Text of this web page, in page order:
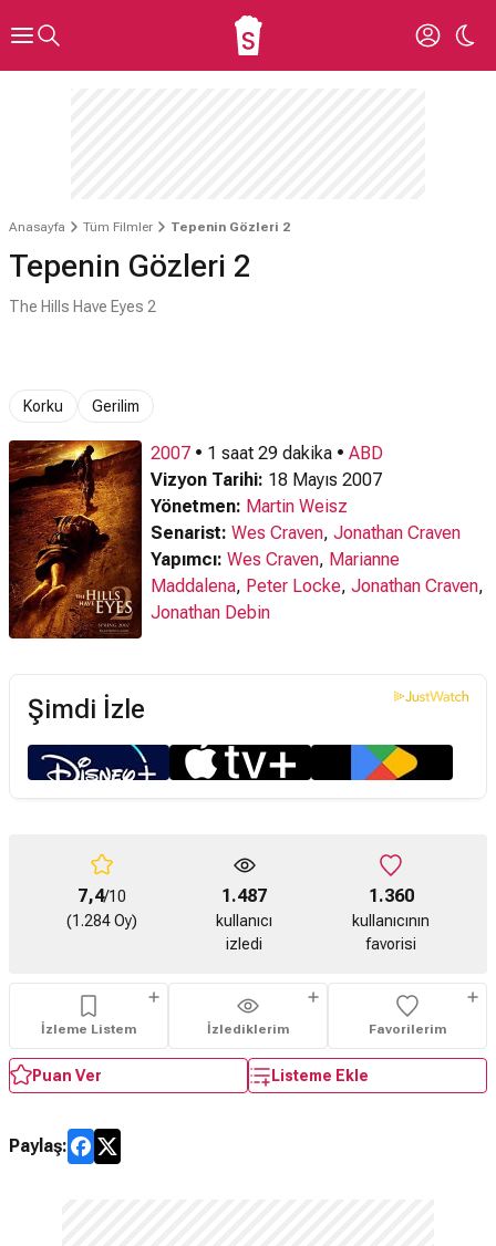
Anasayfa Tüm Filmler Tepenin Gözleri 2
Tepenin Gözleri 2
The Hills Have Eyes 2
Korku Gerilim
2007 • 1 saat 29 dakika • ABD
Vizyon Tarihi: 18 Mayıs 2007
Yönetmen: Martin Weisz
Senarist: Wes Craven, Jonathan Craven
Yapımcı: Wes Craven, Marianne
Maddalena, Peter Locke, Jonathan Craven,
Jonathan Debin
Şimdi İzle
7,4/10
(1.284 Oy)
1.487
kullanıcı
izledi
1.360
kullanıcının
favorisi
İzleme Listem İzlediklerim Favorilerim
Puan Ver Listeme Ekle
Paylaş: